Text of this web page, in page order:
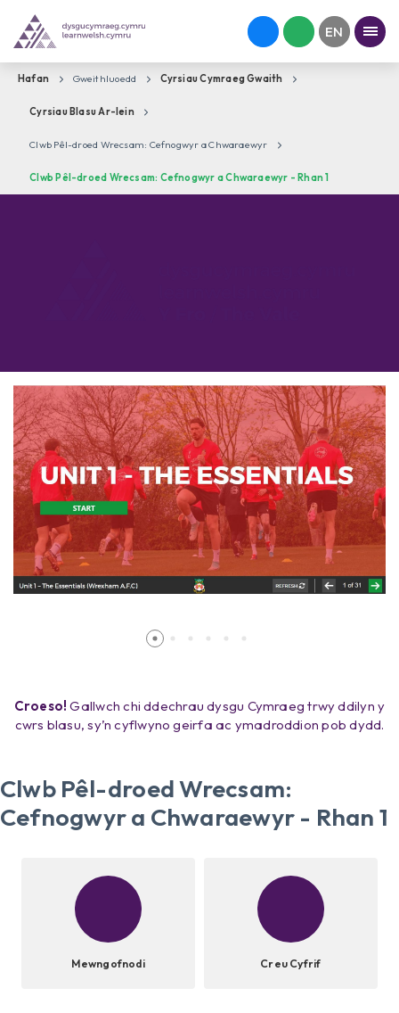
Hafan Gweithluoedd Cyrsiau Cymraeg Gwaith
Cyrsiau Blasu Ar-lein
Clwb Pêl-droed Wrecsam: Cefnogwyr a Chwaraewyr
Clwb Pêl-droed Wrecsam: Cefnogwyr a Chwaraewyr - Rhan 1
Croeso! Gallwch chi ddechrau dysgu Cymraeg trwy ddilyn y
cwrs blasu, sy’n cyflwyno geirfa ac ymadroddion pob dydd.
Clwb Pêl-droed Wrecsam:
Cefnogwyr a Chwaraewyr - Rhan 1
Mewngofnodi Creu Cyfrif